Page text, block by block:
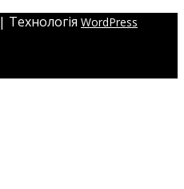
| Технологія WordPress